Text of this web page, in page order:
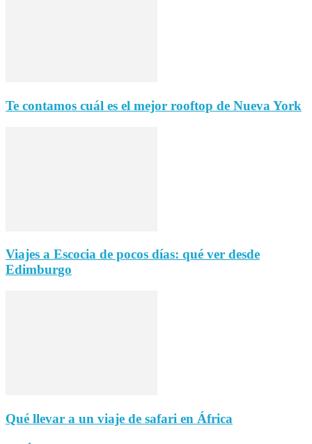
Te contamos cuál es el mejor rooftop de Nueva York
Viajes a Escocia de pocos días: qué ver desde
Edimburgo
Qué llevar a un viaje de safari en África